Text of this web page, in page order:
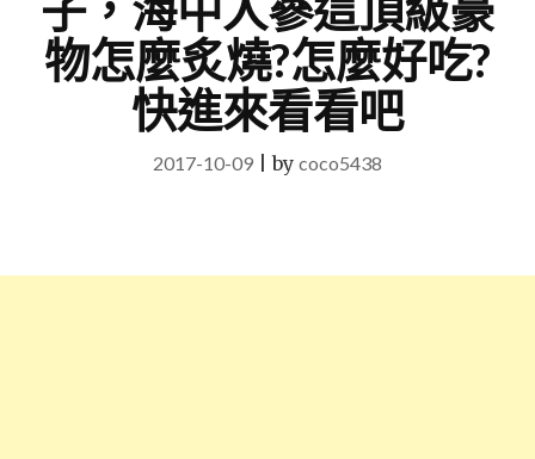
物怎麼炙燒?怎麼好吃?
快進來看看吧
2017-10-09 |by coco5438